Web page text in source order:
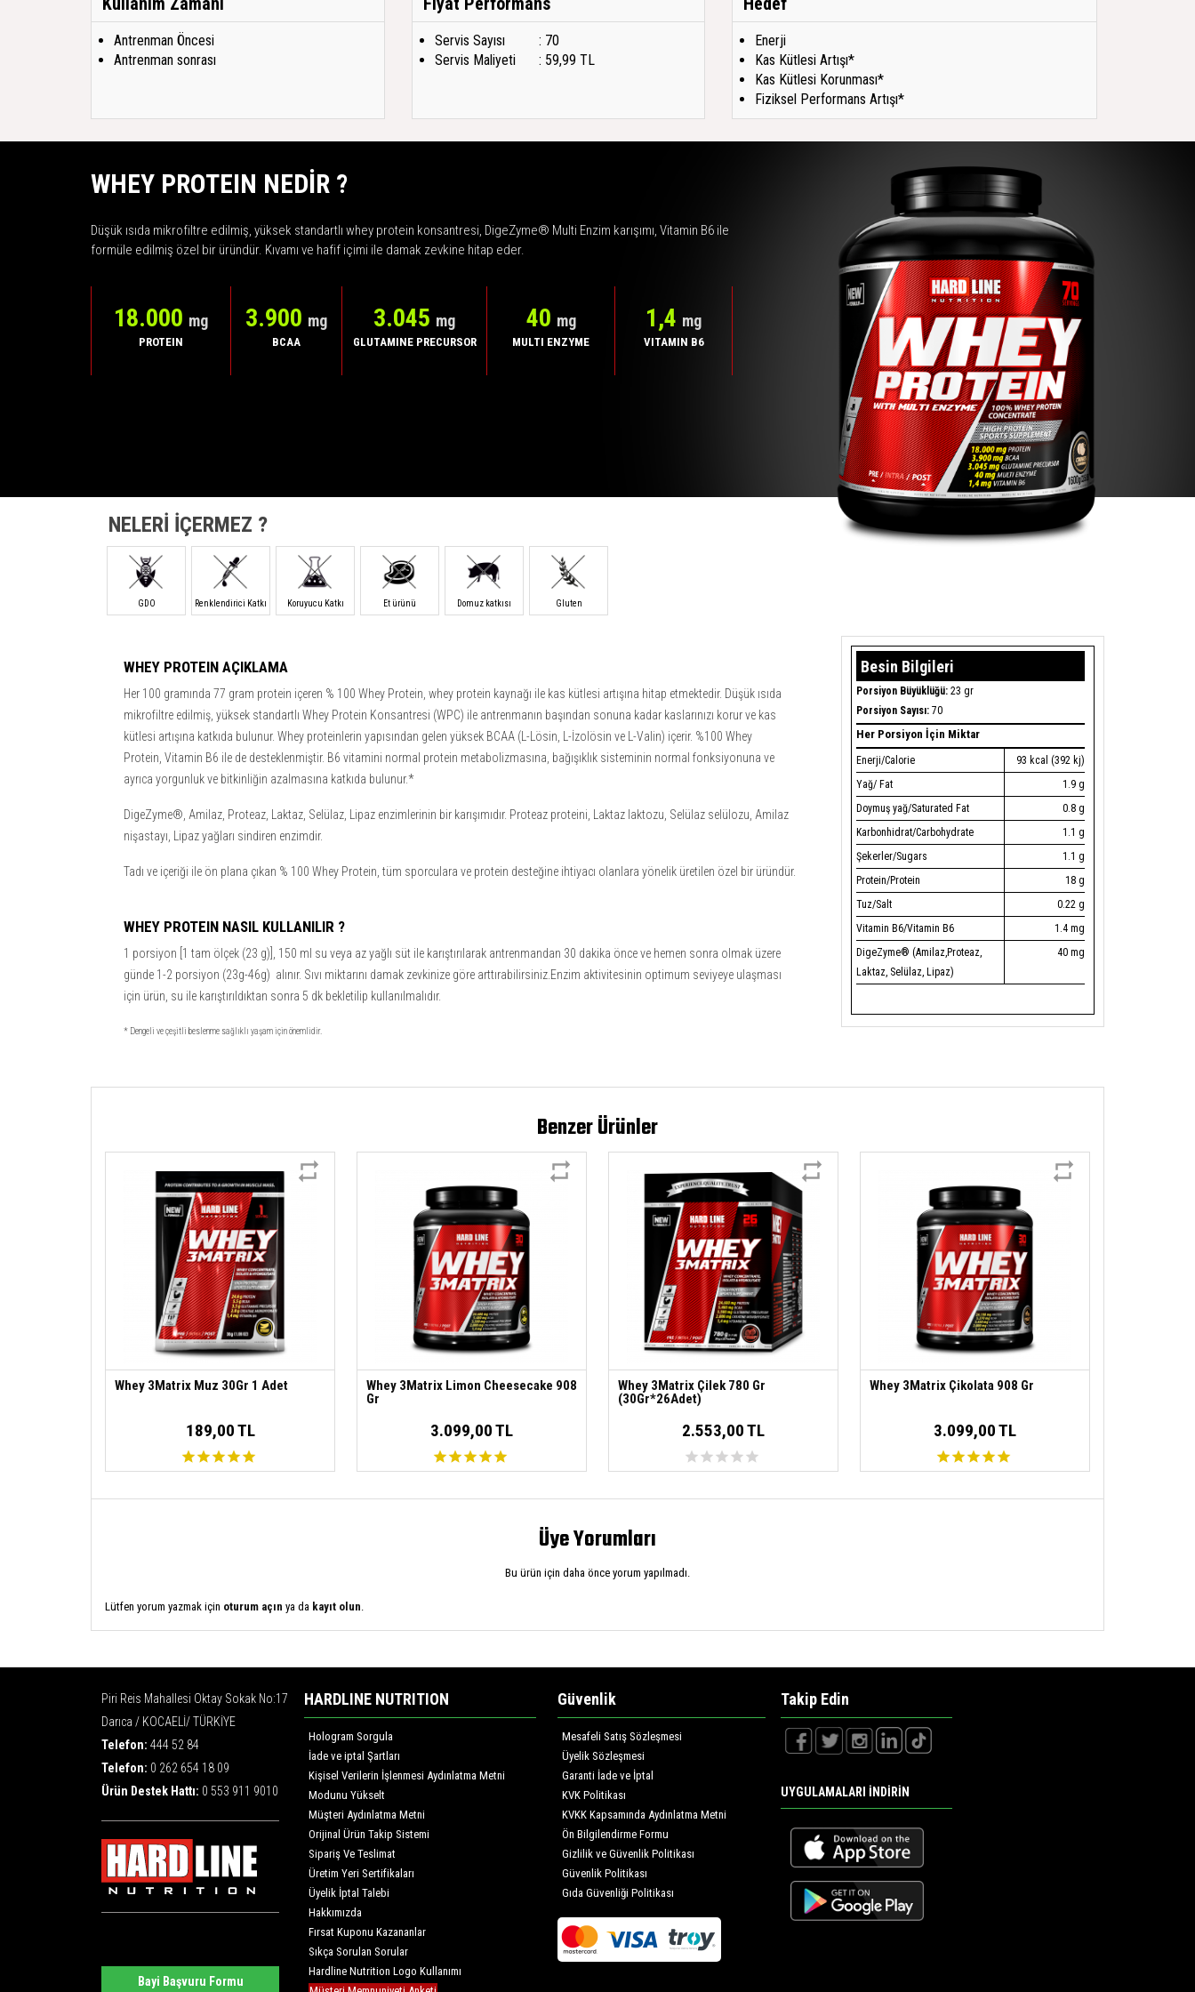
Antrenman Öncesi
Antrenman sonrası
Servis Sayısı
: 70
Servis Maliyeti
: 59,99 TL
Enerji
Kas Kütlesi Artışı*
Kas Kütlesi Korunması*
Fiziksel Performans Artışı*
WHEY PROTEIN NEDİR ?
Düşük ısıda mikrofiltre edilmiş, yüksek standartlı whey protein konsantresi, DigeZyme® Multi Enzim karışımı, Vitamin B6 ile
formüle edilmiş özel bir üründür. Kıvamı ve hafif içimi ile damak zevkine hitap eder.
18.000 mg
PROTEIN
3.900 mg
BCAA
3.045 mg
GLUTAMINE PRECURSOR
40 mg
MULTI ENZYME
1,4 mg
VITAMIN B6
NELERİ İÇERMEZ ?
GDO Renklendirici Katkı Koruyucu Katkı Et ürünü Domuz katkısı Gluten
WHEY PROTEIN AÇIKLAMA
Her 100 gramında 77 gram protein içeren % 100 Whey Protein, whey protein kaynağı ile kas kütlesi artışına hitap etmektedir. Düşük ısıda
mikrofiltre edilmiş, yüksek standartlı Whey Protein Konsantresi (WPC) ile antrenmanın başından sonuna kadar kaslarınızı korur ve kas
kütlesi artışına katkıda bulunur. Whey proteinlerin yapısından gelen yüksek BCAA (L-Lösin, L-İzolösin ve L-Valin) içerir. %100 Whey
Protein, Vitamin B6 ile de desteklenmiştir. B6 vitamini normal protein metabolizmasına, bağışıklık sisteminin normal fonksiyonuna ve
ayrıca yorgunluk ve bitkinliğin azalmasına katkıda bulunur.*
DigeZyme®, Amilaz, Proteaz, Laktaz, Selülaz, Lipaz enzimlerinin bir karışımıdır. Proteaz proteini, Laktaz laktozu, Selülaz selülozu, Amilaz
nişastayı, Lipaz yağları sindiren enzimdir.
Tadı ve içeriği ile ön plana çıkan % 100 Whey Protein, tüm sporculara ve protein desteğine ihtiyacı olanlara yönelik üretilen özel bir üründür.
WHEY PROTEIN NASIL KULLANILIR ?
1 porsiyon [1 tam ölçek (23 g)], 150 ml su veya az yağlı süt ile karıştırılarak antrenmandan 30 dakika önce ve hemen sonra olmak üzere
günde 1-2 porsiyon (23g-46g) alınır. Sıvı miktarını damak zevkinize göre arttırabilirsiniz.Enzim aktivitesinin optimum seviyeye ulaşması
için ürün, su ile karıştırıldıktan sonra 5 dk bekletilip kullanılmalıdır.
* Dengeli ve çeşitli beslenme sağlıklı yaşam için önemlidir.
Besin Bilgileri
Porsiyon Büyüklüğü: 23 gr
Porsiyon Sayısı: 70
Her Porsiyon İçin Miktar
Enerji/Calorie
93 kcal (392 kj)
Yağ/ Fat
1.9 g
Doymuş yağ/Saturated Fat
0.8 g
Karbonhidrat/Carbohydrate
1.1 g
Şekerler/Sugars
1.1 g
Protein/Protein
18 g
Tuz/Salt
0.22 g
Vitamin B6/Vitamin B6
1.4 mg
DigeZyme® (Amilaz,Proteaz,
Laktaz, Selülaz, Lipaz)
40 mg
Benzer Ürünler
Whey 3Matrix Muz 30Gr 1 Adet
189,00 TL
Whey 3Matrix Limon Cheesecake 908
Gr
3.099,00 TL
Whey 3Matrix Çilek 780 Gr
(30Gr*26Adet)
2.553,00 TL
Whey 3Matrix Çikolata 908 Gr
3.099,00 TL
Üye Yorumları
Bu ürün için daha önce yorum yapılmadı.
Lütfen yorum yazmak için oturum açın ya da kayıt olun
Piri Reis Mahallesi Oktay Sokak No:17
Darıca / KOCAELİ/ TÜRKİYE
Telefon: 444 52 84
Telefon: 0 262 654 18 09
Ürün Destek Hattı: 0 553 911 9010
Bayi Başvuru Formu
HARDLINE NUTRITION
Hologram Sorgula
İade ve iptal Şartları
Kişisel Verilerin İşlenmesi Aydınlatma Metni
Modunu Yükselt
Müşteri Aydınlatma Metni
Orijinal Ürün Takip Sistemi
Sipariş Ve Teslimat
Üretim Yeri Sertifikaları
Üyelik İptal Talebi
Hakkımızda
Fırsat Kuponu Kazananlar
Sıkça Sorulan Sorular
Hardline Nutrition Logo Kullanımı
Güvenlik
Mesafeli Satış Sözleşmesi
Üyelik Sözleşmesi
Garanti İade ve İptal
KVK Politikası
KVKK Kapsamında Aydınlatma Metni
Ön Bilgilendirme Formu
Gizlilik ve Güvenlik Politikası
Güvenlik Politikası
Gıda Güvenliği Politikası
Takip Edin
UYGULAMALARI İNDİRİN